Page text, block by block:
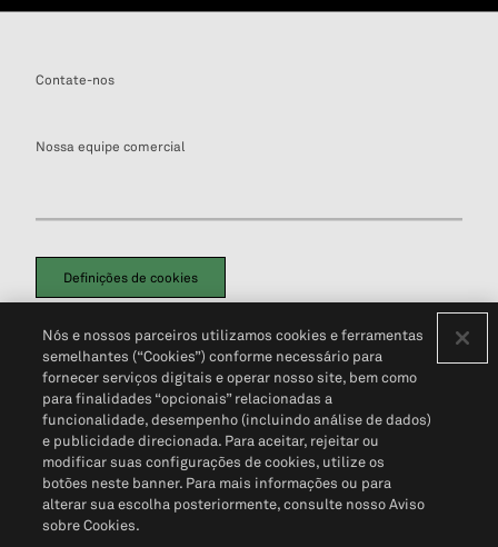
Contate-nos
Nossa equipe comercial
Definições de cookies
Política de PrivacidadePortal de privacidade do cliente (em inglês)
Não Venda Minhas Informações Pessoais© 2026 S&P Global
Nós e nossos parceiros utilizamos cookies e ferramentas
semelhantes (“Cookies”) conforme necessário para
fornecer serviços digitais e operar nosso site, bem como
para finalidades “opcionais” relacionadas a
funcionalidade, desempenho (incluindo análise de dados)
e publicidade direcionada. Para aceitar, rejeitar ou
modificar suas configurações de cookies, utilize os
botões neste banner. Para mais informações ou para
alterar sua escolha posteriormente, consulte nosso Aviso
sobre Cookies.